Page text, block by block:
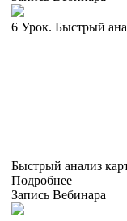
6 Урок. Быстрый
Быстрый анализ
Подробнее
Запись Вебинара